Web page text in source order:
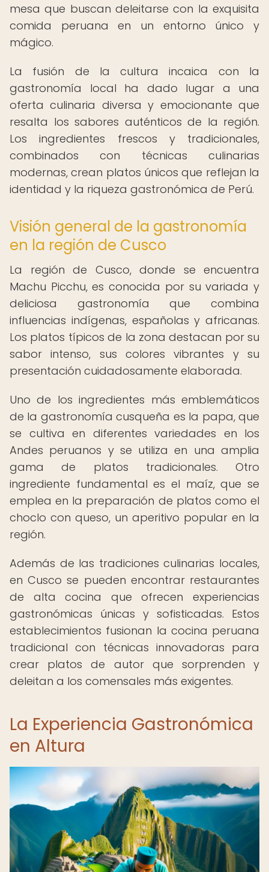
mesa que buscan deleitarse con la exquisita
comida peruana en un entorno único y
mágico.
La fusión de la cultura incaica con la
gastronomía local ha dado lugar a una
oferta culinaria diversa y emocionante que
resalta los sabores auténticos de la región.
Los ingredientes frescos y tradicionales,
combinados con técnicas culinarias
modernas, crean platos únicos que reflejan la
identidad y la riqueza gastronómica de Perú.
Visión general de la gastronomía
en la región de Cusco
La región de Cusco, donde se encuentra
Machu Picchu, es conocida por su variada y
deliciosa gastronomía que combina
influencias indígenas, españolas y africanas.
Los platos típicos de la zona destacan por su
sabor intenso, sus colores vibrantes y su
presentación cuidadosamente elaborada.
Uno de los ingredientes más emblemáticos
de la gastronomía cusqueña es la papa, que
se cultiva en diferentes variedades en los
Andes peruanos y se utiliza en una amplia
gama de platos tradicionales. Otro
ingrediente fundamental es el maíz, que se
emplea en la preparación de platos como el
choclo con queso, un aperitivo popular en la
región.
Además de las tradiciones culinarias locales,
en Cusco se pueden encontrar restaurantes
de alta cocina que ofrecen experiencias
gastronómicas únicas y sofisticadas. Estos
establecimientos fusionan la cocina peruana
tradicional con técnicas innovadoras para
crear platos de autor que sorprenden y
deleitan a los comensales más exigentes.
La Experiencia Gastronómica
en Altura